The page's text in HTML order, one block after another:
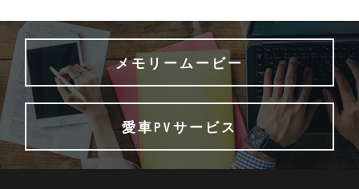
メモリームービー
愛車PVサービス